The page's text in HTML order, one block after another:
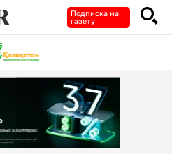
Подписка на
газету